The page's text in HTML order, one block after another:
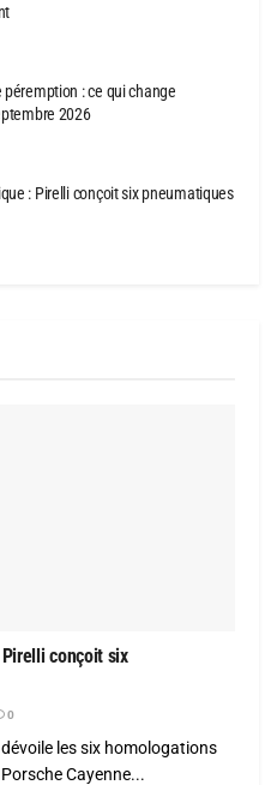
: ce qui change
2026
: Pirelli conçoit six pneumatiques
conçoit six
0
les six homologations
Cayenne...